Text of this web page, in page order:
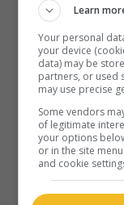
Durée:
90 min.
Learn
Your personal
your device
data) may be
partners, or used
may use precise
Some vendors
of legitimate
your options
or in the site
and cookie